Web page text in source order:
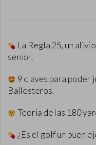
La Regla 25, un
senior.
9 claves para poder
Ballesteros.
Teoría de las 180
¿Es el golf un buen